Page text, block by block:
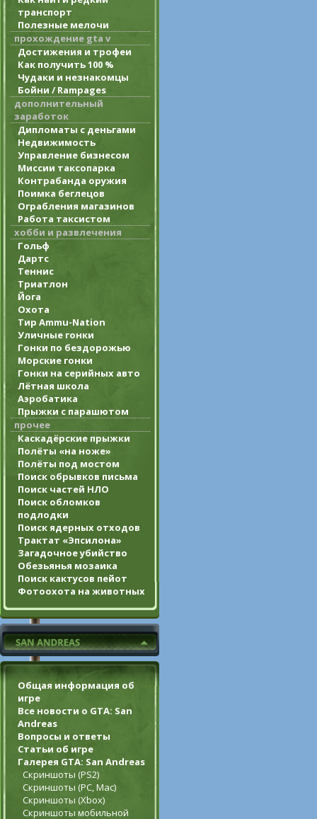
транспорт
Полезные мелочи
прохождение gta v
Достижения и трофеи
Как получить 100 %
Чудаки и незнакомцы
Бойни / Rampages
дополнительный
заработок
Дипломаты с деньгами
Недвижимость
Управление бизнесом
Миссии таксопарка
Контрабанда оружия
Поимка беглецов
Ограбления магазинов
Работа таксистом
хобби и развлечения
Гольф
Дартс
Теннис
Триатлон
Йога
Охота
Тир Ammu-Nation
Уличные гонки
Гонки по бездорожью
Морские гонки
Гонки на серийных авто
Лётная школа
Аэробатика
Прыжки с парашютом
прочее
Каскадёрские прыжки
Полёты «на ноже»
Полёты под мостом
Поиск обрывков письма
Поиск частей НЛО
Поиск обломков
подлодки
Поиск ядерных отходов
Трактат «Эпсилона»
Загадочное убийство
Обезьянья мозаика
Поиск кактусов пейот
Фотоохота на животных
Общая информация об
игре
Все новости о GTA: San
Andreas
Вопросы и ответы
Статьи об игре
Галерея GTA: San Andreas
Скриншоты (PS2)
Скриншоты (PC, Mac)
Скриншоты (Xbox)
Скриншоты мобильной